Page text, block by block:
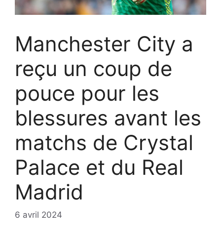
Manchester City a
reçu un coup de
pouce pour les
blessures avant les
matchs de Crystal
Palace et du Real
Madrid
6 avril 2024